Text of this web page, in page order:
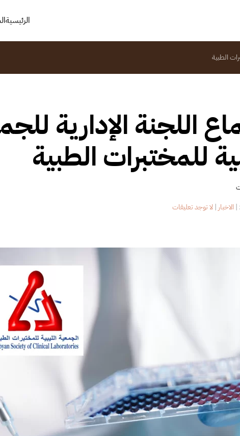
الرئيسية
الطبية
اللجنة الإدارية
للمختبرات الطبية
| الاخبار |لا توجد تعليقاتعلى
للجمعية